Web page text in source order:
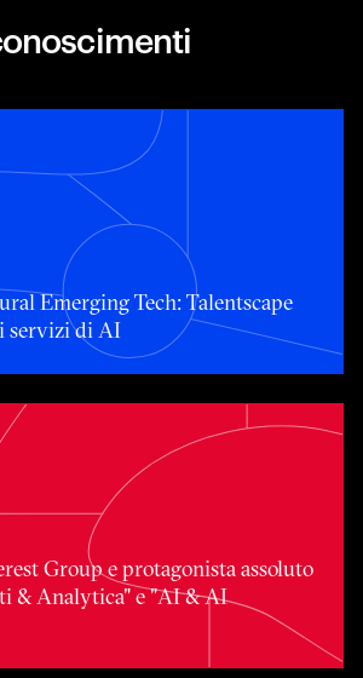
Emerging Tech: Talentscape per i
Emerging Tech: Talentscape
servizi di AI
Group e protagonista assoluto nei
Group e protagonista assoluto
& Analytica" e "AI & AI